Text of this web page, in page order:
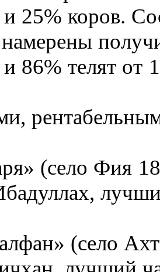
и 25% коров.
86% телят от
(село Фия
(село